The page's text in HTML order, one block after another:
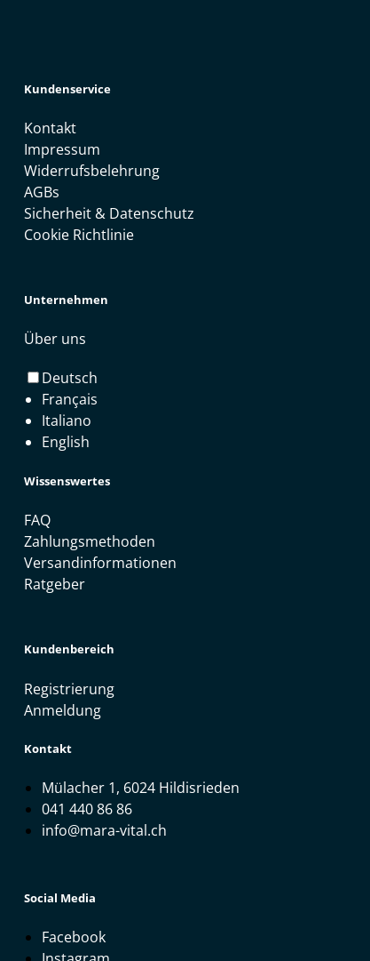
Kundenservice
Kontakt
Impressum
Widerrufsbelehrung
AGBs
Sicherheit & Datenschutz
Cookie Richtlinie
Unternehmen
Über uns
Deutsch
Français
Italiano
English
Wissenswertes
FAQ
Zahlungsmethoden
Versandinformationen
Ratgeber
Kundenbereich
Registrierung
Anmeldung
Kontakt
Mülacher 1, 6024 Hildisrieden
041 440 86 86
info@mara-vital.ch
Social Media
Facebook